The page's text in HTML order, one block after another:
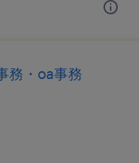
務・oa事務